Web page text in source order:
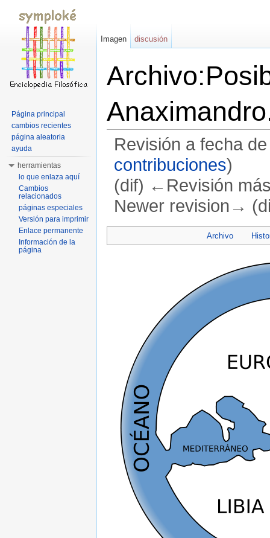
Revisión a fecha
contribuciones)
(dif) ←Revisión
Newer revision→
Archivo
Imagen discusión
Página principal
cambios recientes
página aleatoria
ayuda
herramientas
lo que enlaza aquí
Cambios
relacionados
páginas especiales
Versión para imprimir
Enlace permanente
Información de la
página